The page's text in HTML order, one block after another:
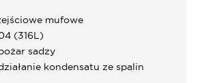
mufowe
(316L)
sadzy
kondensatu ze spalin